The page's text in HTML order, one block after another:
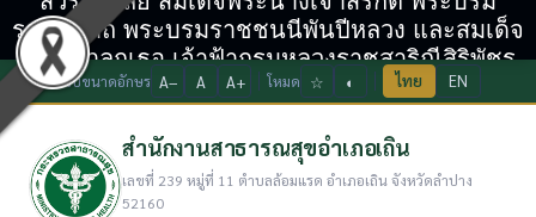
ราชินีนาถ พระบรมราชชนนีพันปีหลวง และสมเด็จ
พระเจ้าลูกเธอ เจ้าฟ้ากรมหลวงราชสาริณีสิริพัชร
มหาวัชรราชธิดา
ปรับขนาดอักษร A− A A+ โหมด ☆ ◐ ไทย EN
สำนักงานสาธารณสุขอำเภอเถิน
เลขที่ 239 หมู่ที่ 11 ตำบลล้อมแรด อำเภอเถิน จังหวัดลำปาง
52160